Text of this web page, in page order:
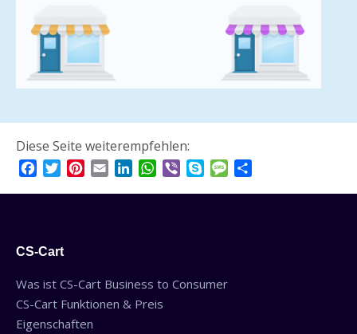
Diese Seite weiterempfehlen:
Facebook
TwitterPinterest
Email LinkedInWhatsApp
Viber SkypeMessage
CS-Cart
Was ist CS-Cart Business to Consumer
CS-Cart Funktionen & Preis
Eigenschaften